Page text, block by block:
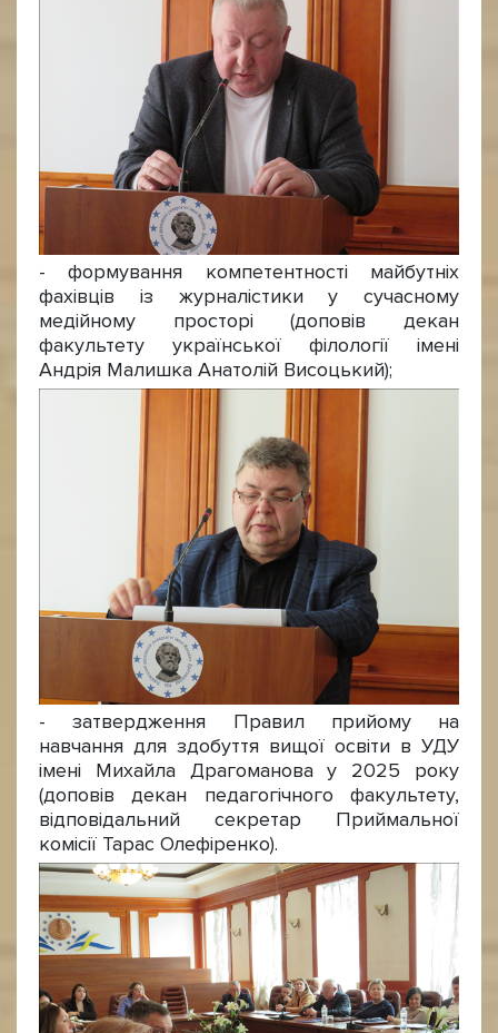
- формування компетентності майбутніх
фахівців із журналістики у сучасному
медійному просторі (доповів декан
факультету української філології імені
Андрія Малишка Анатолій Висоцький);
- затвердження Правил прийому на
навчання для здобуття вищої освіти в УДУ
імені Михайла Драгоманова у 2025 року
(доповів декан педагогічного факультету,
відповідальний секретар Приймальної
комісії Тарас Олефіренко).